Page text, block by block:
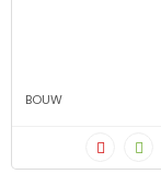
BOUW